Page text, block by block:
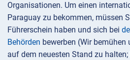
Organisationen. Um einen
Paraguay zu bekommen, müssen
Führerschein haben und sich bei
Behörden bewerben (Wir
auf dem neuesten Stand zu